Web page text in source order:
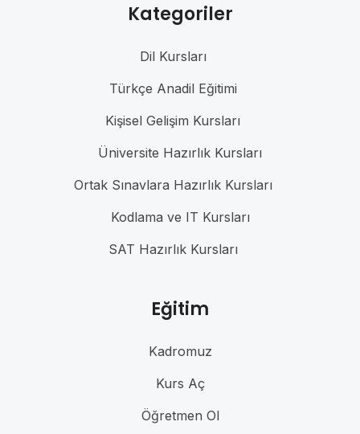
Kategoriler
Dil Kursları
Türkçe Anadil Eğitimi
Kişisel Gelişim Kursları
Üniversite Hazırlık Kursları
Ortak Sınavlara Hazırlık Kursları
Kodlama ve IT Kursları
SAT Hazırlık Kursları
Eğitim
Kadromuz
Kurs Aç
Öğretmen Ol